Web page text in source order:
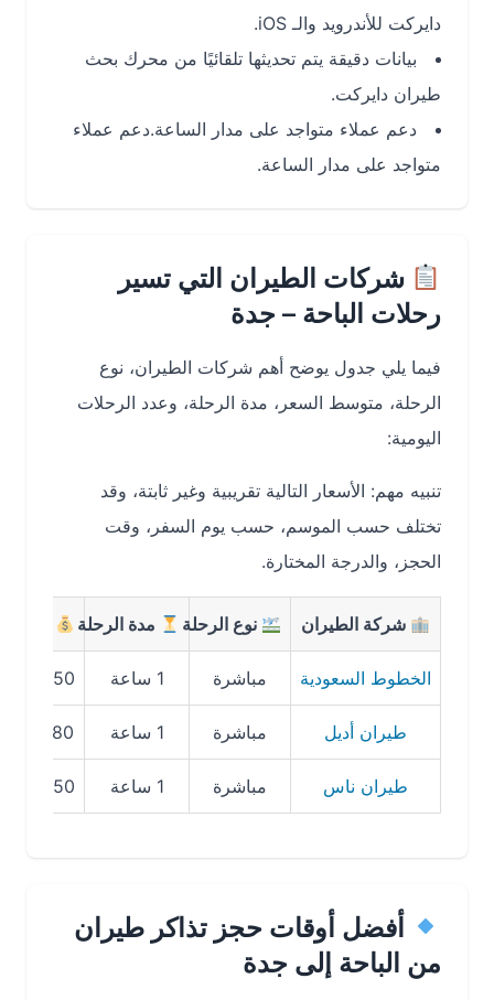
دايركت للأندرويد والـ iOS.
بيانات دقيقة يتم تحديثها تلقائيًا من محرك بحث
طيران دايركت.
دعم عملاء متواجد على مدار الساعة.دعم عملاء
متواجد على مدار الساعة.
شركات الطيران التي تسير
رحلات الباحة – جدة
فيما يلي جدول يوضح أهم شركات الطيران، نوع
الرحلة، متوسط السعر، مدة الرحلة، وعدد الرحلات
اليومية:
تنبيه مهم: الأسعار التالية تقريبية وغير ثابتة، وقد
تختلف حسب الموسم، حسب يوم السفر، وقت
الحجز، والدرجة المختارة.
شركة الطيران نوع الرحلة مدة الرحلة متوسط
الخطوط السعودية مباشرة 350 – 480 SAR
طيران أديل مباشرة 180 – 299 SAR
طيران ناس مباشرة 250 – 360 SAR
أفضل أوقات حجز تذاكر طيران
من الباحة إلى جدة